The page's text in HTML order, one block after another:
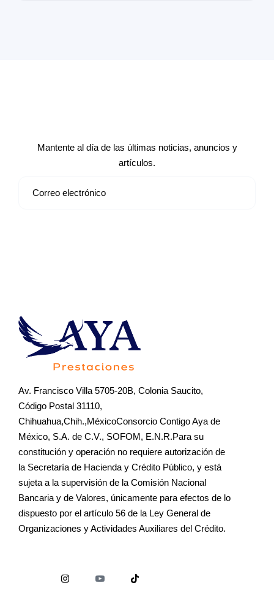
Mantente al día de las últimas noticias, anuncios y
artículos.
Av. Francisco Villa 5705-20B, Colonia Saucito,
Código Postal 31110,
Chihuahua,Chih.,MéxicoConsorcio Contigo Aya de
México, S.A. de C.V., SOFOM, E.N.R.Para su
constitución y operación no requiere autorización de
la Secretaría de Hacienda y Crédito Público, y está
sujeta a la supervisión de la Comisión Nacional
Bancaria y de Valores, únicamente para efectos de lo
dispuesto por el artículo 56 de la Ley General de
Organizaciones y Actividades Auxiliares del Crédito.